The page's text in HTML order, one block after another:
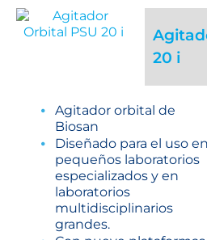
20 i
Agitador orbital de
Biosan
Diseñado para el uso en
pequeños laboratorios
especializados y en
laboratorios
multidisciplinarios
grandes.